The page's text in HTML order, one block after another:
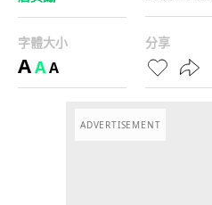
字體大小
AAA
分享
ADVERTISEMENT